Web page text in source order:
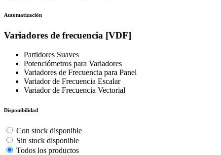
Automatización
Variadores de frecuencia [VDF]
Partidores Suaves
Potenciómetros para Variadores
Variadores de Frecuencia para Panel
Variador de Frecuencia Escalar
Variador de Frecuencia Vectorial
Disponibilidad
Con stock disponible
Sin stock disponible
Todos los productos